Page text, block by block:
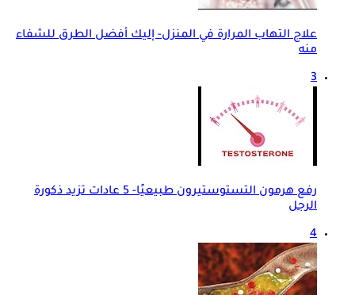
علاج التهاب المرارة في المنزل- إليك أفضل الطرق للشفاء
منه
3
رفع هرمون التستوستيرون طبيعيًا- 5 عادات تزيد ذكورة
الرجل
4